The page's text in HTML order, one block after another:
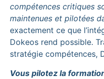
compétences critiques
maintenues et pilotées
exactement ce que
Dokeos rend possible.
stratégie compétences,
Vous pilotez la